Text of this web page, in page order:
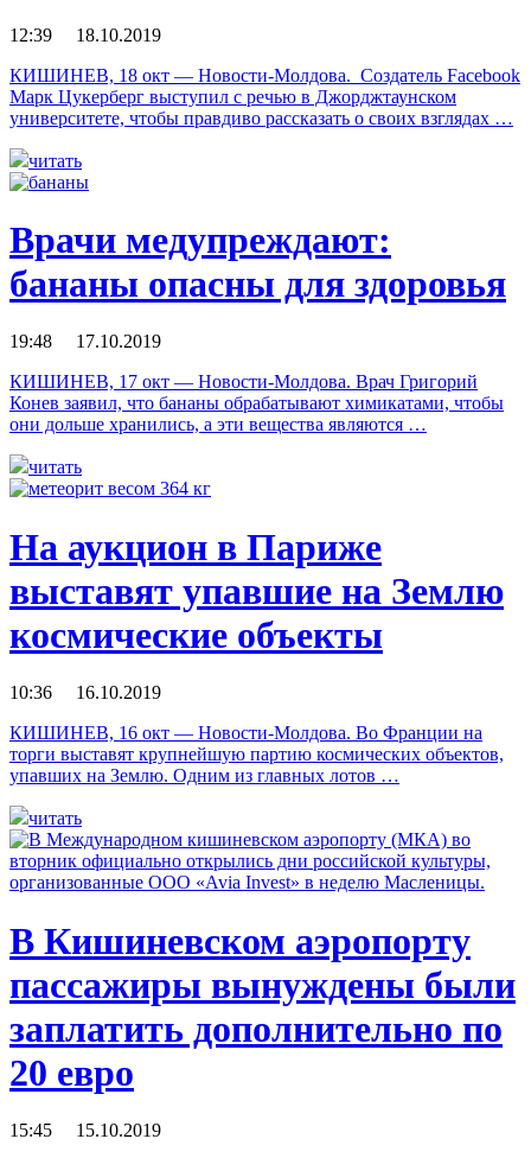
12:39 18.10.2019
КИШИНЕВ, 18 окт — Новости-Молдова. Создатель Facebook
Марк Цукерберг выступил с речью в Джорджтаунском
университете, чтобы правдиво рассказать о своих взглядах …
читать
Врачи медупреждают:
бананы опасны для здоровья
19:48 17.10.2019
КИШИНЕВ, 17 окт — Новости-Молдова. Врач Григорий
Конев заявил, что бананы обрабатывают химикатами, чтобы
они дольше хранились, а эти вещества являются …
читать
На аукцион в Париже
выставят упавшие на Землю
космические объекты
10:36 16.10.2019
КИШИНЕВ, 16 окт — Новости-Молдова. Во Франции на
торги выставят крупнейшую партию космических объектов,
упавших на Землю. Одним из главных лотов …
читать
В Кишиневском аэропорту
пассажиры вынуждены были
заплатить дополнительно по
20 евро
15:45 15.10.2019